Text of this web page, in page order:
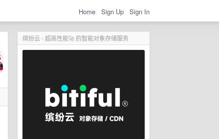
Home Sign Up Sign In
缤纷云 - 超高性能🚀 的智能对象存储服务